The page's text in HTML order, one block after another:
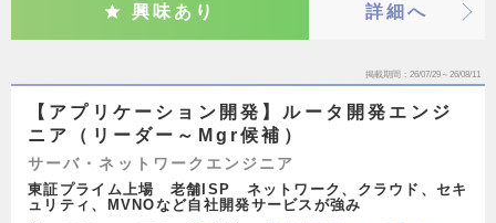
興味あり 詳細へ
掲載期間 26/07/29～26/08/11
【アプリケーション開発】ルータ開発エンジ
ニア（リーダー～Mgr候補）
サーバ・ネットワークエンジニア
東証プライム上場 老舗ISP ネットワーク、クラウド、セキ
ュリティ、MVNOなど自社開発サービスが強み